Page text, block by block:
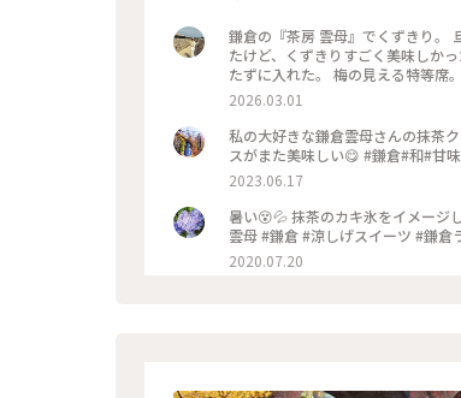
鎌倉の『茶房 雲母』でくずきり。
たけど、くずきりすごく美味しか
たずに入れた。 梅の見える特等席
間くらいなら、並んでも食べたいクオリティ。 #神奈川#鎌倉#茶房雲母#白玉#おもちず
鎌倉
2026.03.01
私の大好きな鎌倉雲母さんの抹茶
スがまた美味しい😋 #鎌倉#和#甘
2023.06.17
暑い😵💦 抹茶のカキ氷をイメージ
雲母 #鎌倉 #涼しげスイーツ #鎌倉
2020.07.20